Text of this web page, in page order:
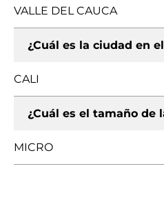
VALLE DEL CAUCA
¿Cuál es la ciudad en
CALI
¿Cuál es el tamaño de
MICRO